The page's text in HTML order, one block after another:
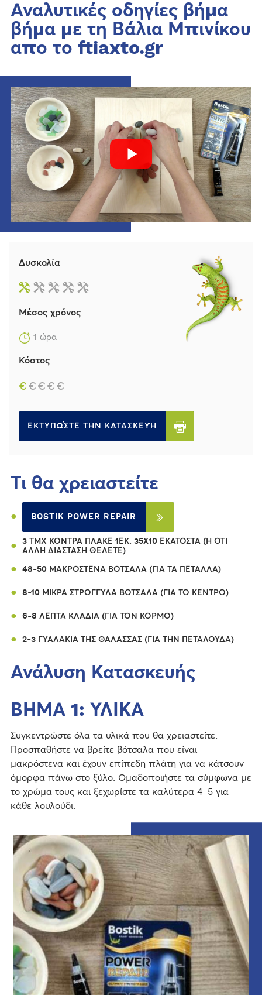
Αναλυτικές οδηγίες βήμα
βήμα με τη Βάλια Μπινίκου
απο το ftiaxto.gr
Τι θα χρειαστείτε
BOSTIK POWER REPAIR
3 ΤΜΧ ΚΌΝΤΡΑ ΠΛΑΚΈ 1ΕΚ. 35X10 ΕΚΑΤΟΣΤΆ (Ή ΌΤΙ
ΆΛΛΗ ΔΙΆΣΤΑΣΗ ΘΈΛΕΤΕ)
48-50 ΜΑΚΡΌΣΤΕΝΑ ΒΌΤΣΑΛΑ (ΓΙΑ ΤΑ ΠΈΤΑΛΛΑ)
8-10 ΜΙΚΡΆ ΣΤΡΟΓΓΥΛΆ ΒΌΤΣΑΛΑ (ΓΙΑ ΤΟ ΚΈΝΤΡΟ)
6-8 ΛΕΠΤΆ ΚΛΑΔΙΆ (ΓΙΑ ΤΟΝ ΚΟΡΜΌ)
2-3 ΓΥΑΛΆΚΙΑ ΤΗΣ ΘΆΛΑΣΣΑΣ (ΓΙΑ ΤΗΝ ΠΕΤΑΛΟΎΔΑ)
Δυσκολία
Μέσος χρόνος
1 ώρα
Κόστος
€ € € € €
ΕΚΤΥΠΏΣΤΕ ΤΗΝ ΚΑΤΑΣΚΕΥΉ
Ανάλυση Κατασκευής
ΒΗΜΑ 1: ΥΛΙΚΑ
Συγκεντρώστε όλα τα υλικά που θα χρειαστείτε.
Προσπαθήστε να βρείτε βότσαλα που είναι
μακρόστενα και έχουν επίπεδη πλάτη για να κάτσουν
όμορφα πάνω στο ξύλο. Ομαδοποιήστε τα σύμφωνα με
το χρώμα τους και ξεχωρίστε τα καλύτερα 4-5 για
κάθε λουλούδι.